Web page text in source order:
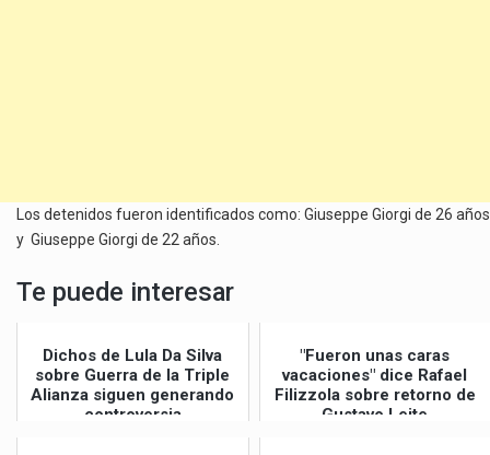
Los detenidos fueron identificados como: Giuseppe Giorgi de 26 años
y Giuseppe Giorgi de 22 años.
Te puede interesar
Dichos de Lula Da Silva
sobre Guerra de la Triple
Alianza siguen generando
controversia
"Fueron unas caras
vacaciones" dice Rafael
Filizzola sobre retorno de
Gustavo Leite